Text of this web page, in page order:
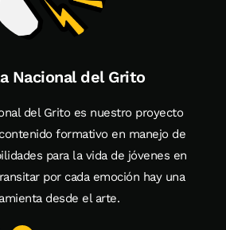
Nacional del Grito
del Grito es nuestro proyecto
formativo en manejo de
para la vida de jóvenes en
por cada emoción hay una
desde el arte.